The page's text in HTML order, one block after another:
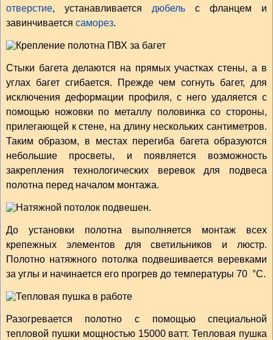
отверстие, устанавливается дюбельс фланцем и
завинчивается саморез.
Стыки багета делаются на прямых участках стены, а в
углах багет сгибается. Прежде чем согнуть багет, для
исключения деформации профиля, с него удаляется с
помощью ножовки по металлу половинка со стороны,
прилегающей к стене, на длину нескольких сантиметров.
Таким образом, в местах перегиба багета образуются
небольшие просветы, и появляется возможность
закрепления технологических веревок для подвеса
полотна перед началом монтажа.
До установки полотна выполняется монтаж всех
крепежных элементов для светильников и люстр.
Полотно натяжного потолка подвешивается веревками
за углы и начинается его прогрев до температуры 70 °С.
Разогревается полотно с помощью специальной
тепловой пушки мощностью 15000 ватт. Тепловая пушка